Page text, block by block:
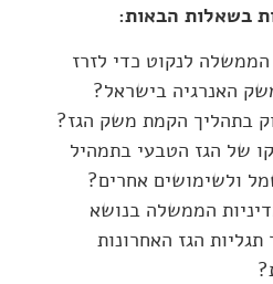
בשאלות הבאות:
לנקוט כדי לזרז
האנרגיה בישראל?
בתהליך הקמת משק הגז?
של הגז הטבעי בתמהיל
ולשימושים אחרים?
הממשלה בנושא
תגליות הגז האחרונות